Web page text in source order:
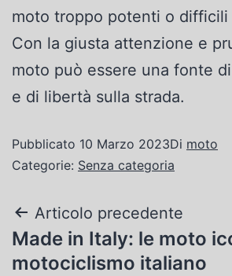
moto troppo potenti o difficili
Con la giusta attenzione e
moto può essere una fonte
e di libertà sulla strada.
Pubblicato 10 Marzo 2023Di moto
Categorie: Senza categoria
Articolo precedente
Made in Italy: le moto
motociclismo italiano